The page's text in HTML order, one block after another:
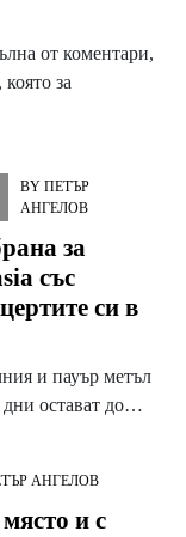
от коментари,
за
BY ПЕТЪР
АНГЕЛОВ
за
със
си в
и пауър метъл
остават до…
АНГЕЛОВ
и с